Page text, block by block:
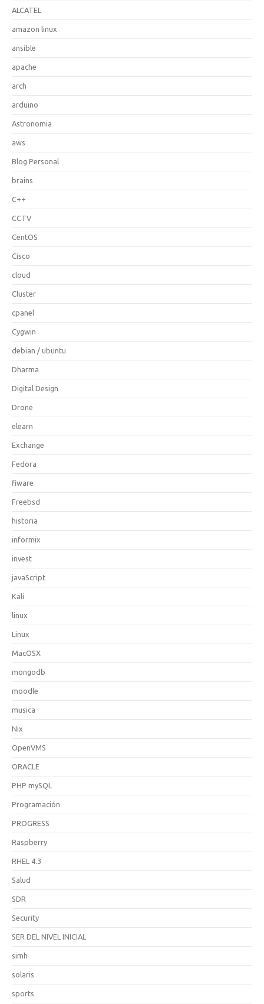
ALCATEL
amazon linux
ansible
apache
arch
arduino
Astronomia
aws
Blog Personal
brains
C++
CCTV
CentOS
Cisco
cloud
Cluster
cpanel
Cygwin
debian / ubuntu
Dharma
Digital Design
Drone
elearn
Exchange
Fedora
fiware
Freebsd
historia
informix
invest
javaScript
Kali
linux
Linux
MacOSX
mongodb
moodle
musica
Nix
OpenVMS
ORACLE
PHP mySQL
Programación
PROGRESS
Raspberry
RHEL 4.3
Salud
SDR
Security
SER DEL NIVEL INICIAL
simh
solaris
sports